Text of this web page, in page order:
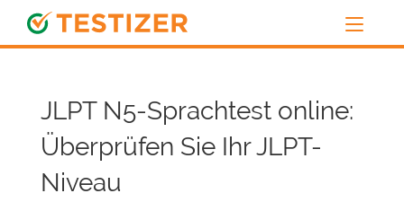
JLPT N5-Sprachtest online:
Überprüfen Sie Ihr JLPT-
Niveau